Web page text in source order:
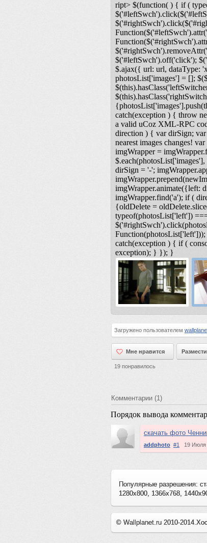
ript> $(function( ) { if (
$('#leftSwch').off('click');
$.ajax({ url: url, dataType:
photosList['images'] = [];
catch(exception ) { throw
a valid uCoz XML-RPC
direction ) { var dirSign;
nearest images changes!
imgWrapper =
dirSign = '-';
imgWrapper.animate({left:
imgWrapper.find('a'); if (
{oldDelete =
typeof(photosList['left'])
catch(exception ) { if (
exception); } }); }
Загружено пользователем
Мне нравится
Мне нравится
19 понравилось
Комментарии (1)
Порядок вывода
скачать фото
addphoto #1 19 Июля
Популярные разрешения:
1280x800, 1366x768,
© Wallplanet.ru 2010-2014.